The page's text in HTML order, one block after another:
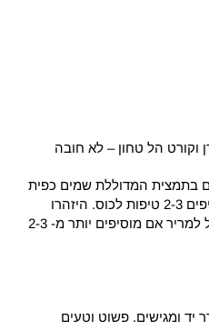
וקורט הל טחון – לא חובה
בתמצית המדוללת שמים כפית
אחת ומהתמצית המרוכזת מוסיפים 2-3 טיפות לכוס. היזהרו
מההמרוכזת כי היא הופכת הכל למריר אם מוסיפים יותר מ- 2-3
יד ומגישים. פשוט וטעים